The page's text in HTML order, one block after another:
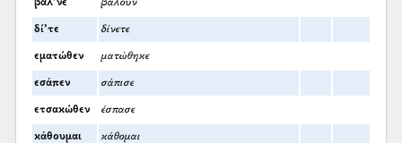
βάλ’νε βάλουν
δί’τε δίνετε
εματώθεν ματώθηκε
εσάπεν σάπισε
ετσακώθεν έσπασε
κάθουμαι κάθομαι